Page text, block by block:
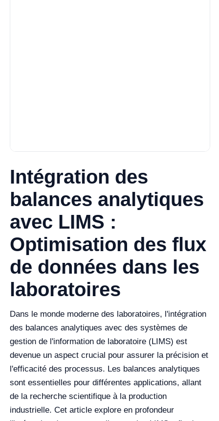
Intégration des
balances analytiques
avec LIMS :
Optimisation des flux
de données dans les
laboratoires
Dans le monde moderne des laboratoires, l'intégration
des balances analytiques avec des systèmes de
gestion de l'information de laboratoire (LIMS) est
devenue un aspect crucial pour assurer la précision et
l'efficacité des processus. Les balances analytiques
sont essentielles pour différentes applications, allant
de la recherche scientifique à la production
industrielle. Cet article explore en profondeur